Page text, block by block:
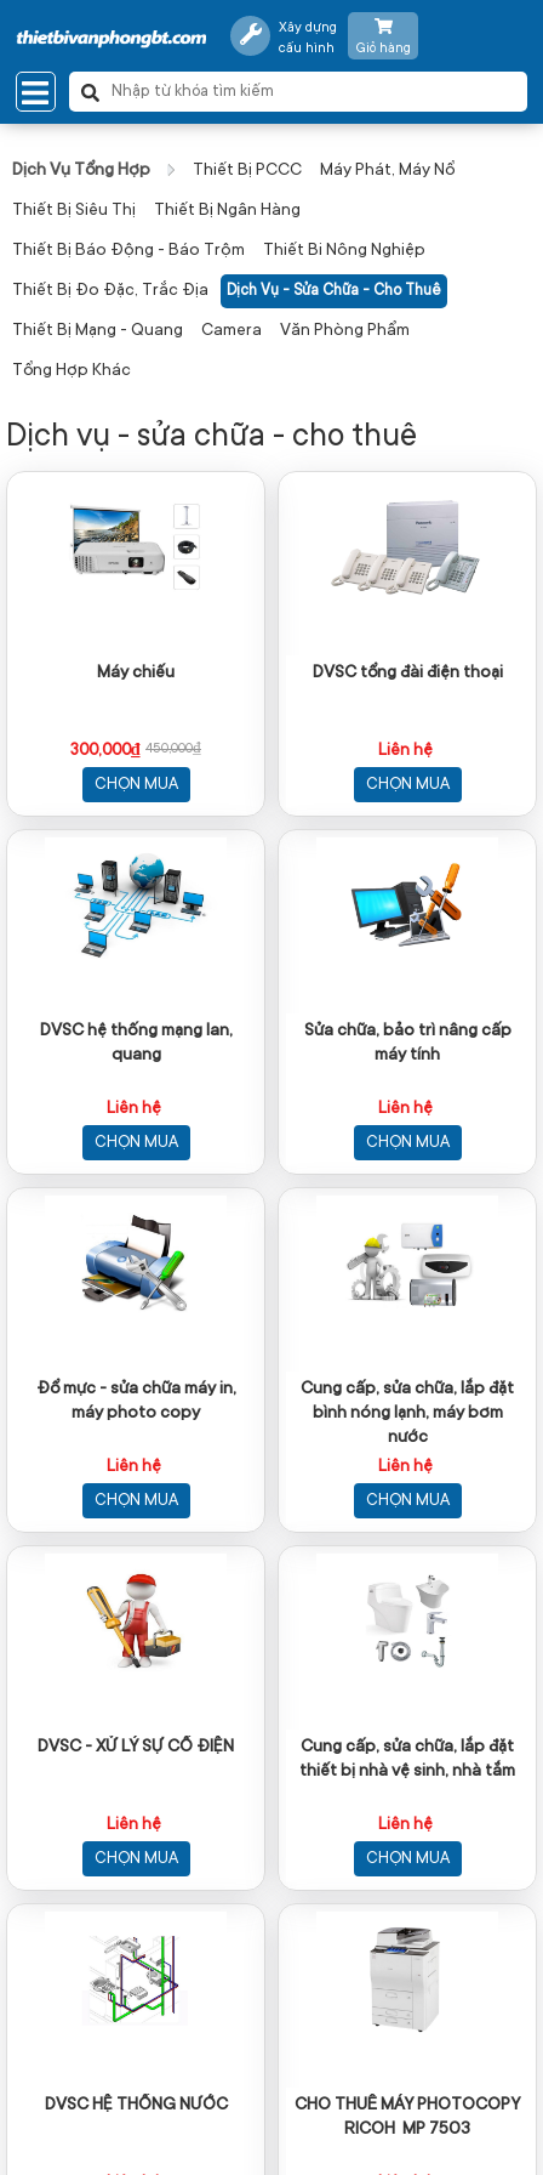
Xây dựng
cấu hình
Giỏ hàng
Dịch Vụ Tổng Hợp Thiết Bị PCCC Máy Phát, Máy Nổ
Thiết Bị Siêu Thị Thiết Bị Ngân Hàng
Thiết Bị Báo Động - Báo Trộm Thiết Bi Nông Nghiệp
Thiết Bị Đo Đặc, Trắc Địa Dịch Vụ - Sửa Chữa - Cho Thuê
Thiết Bị Mạng - Quang Camera Văn Phòng Phẩm
Tổng Hợp Khác
Dịch vụ - sửa chữa - cho thuê
Máy chiếu
300,000₫ 450,000₫
CHỌN MUA
DVSC tổng đài điện thoại
Liên hệ
CHỌN MUA
DVSC hệ thống mạng lan,
quang
Liên hệ
CHỌN MUA
Sửa chữa, bảo trì nâng cấp
máy tính
Liên hệ
CHỌN MUA
Đổ mực - sửa chữa máy in,
máy photo copy
Liên hệ
CHỌN MUA
Cung cấp, sửa chữa, lắp đặt
bình nóng lạnh, máy bơm
nước
Liên hệ
CHỌN MUA
DVSC - XỬ LÝ SỰ CỐ ĐIỆN
Liên hệ
CHỌN MUA
Cung cấp, sửa chữa, lắp đặt
thiết bị nhà vệ sinh, nhà tắm
Liên hệ
CHỌN MUA
DVSC HỆ THỐNG NƯỚC
CHO THUÊ MÁY PHOTOCOPY
RICOH MP 7503